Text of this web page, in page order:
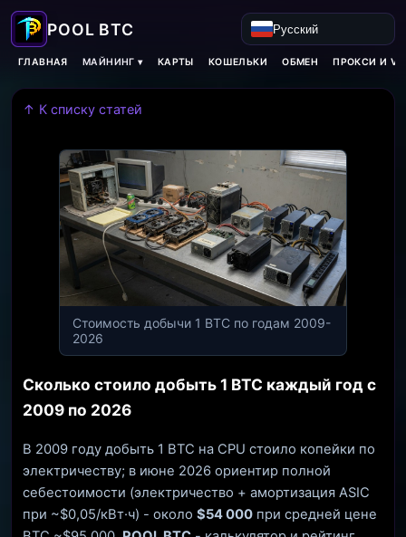
Русский
ГЛАВНАЯ МАЙНИНГ ▾ КАРТЫ КОШЕЛЬКИ ОБМЕН ПРОКСИ И
↑ К списку статей
Стоимость добычи 1 BTC по годам 2009-
2026
Сколько стоило добыть 1 BTC каждый год с
2009 по 2026
В 2009 году добыть 1 BTC на CPU стоило копейки по
электричеству; в июне 2026 ориентир полной
себестоимости (электричество + амортизация ASIC
при ~$0,05/кВт·ч) - около $54 000 при средней цене